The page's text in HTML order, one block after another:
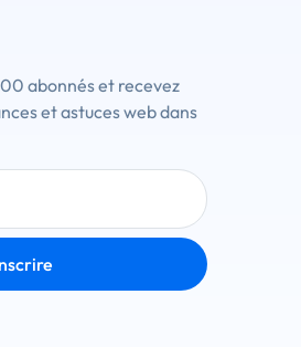
abonnés et recevez
et astuces web dans